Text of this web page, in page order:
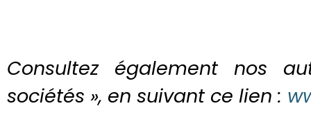
Consultez également nos
sociétés », en suivant ce lien :